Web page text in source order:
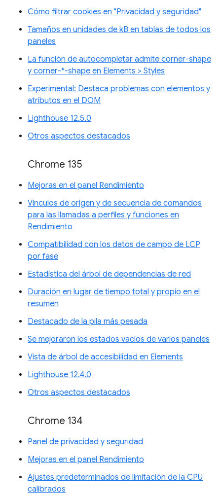
Cómo filtrar cookies en "Privacidad y seguridad"
Tamaños en unidades de kB en tablas de todos los
paneles
La función de autocompletar admite corner-shape
y corner-*-shape en Elements > Styles
Experimental: Destaca problemas con elementos y
atributos en el DOM
Lighthouse 12.5.0
Otros aspectos destacados
Chrome 135
Mejoras en el panel Rendimiento
Vínculos de origen y de secuencia de comandos
para las llamadas a perfiles y funciones en
Rendimiento
Compatibilidad con los datos de campo de LCP
por fase
Estadística del árbol de dependencias de red
Duración en lugar de tiempo total y propio en el
resumen
Destacado de la pila más pesada
Se mejoraron los estados vacíos de varios paneles
Vista de árbol de accesibilidad en Elements
Lighthouse 12.4.0
Otros aspectos destacados
Chrome 134
Panel de privacidad y seguridad
Mejoras en el panel Rendimiento
Ajustes predeterminados de limitación de la CPU
calibrados